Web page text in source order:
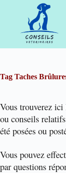
Tag Taches
Vous trouverez
ou conseils
été posées ou
Vous pouvez
par questions